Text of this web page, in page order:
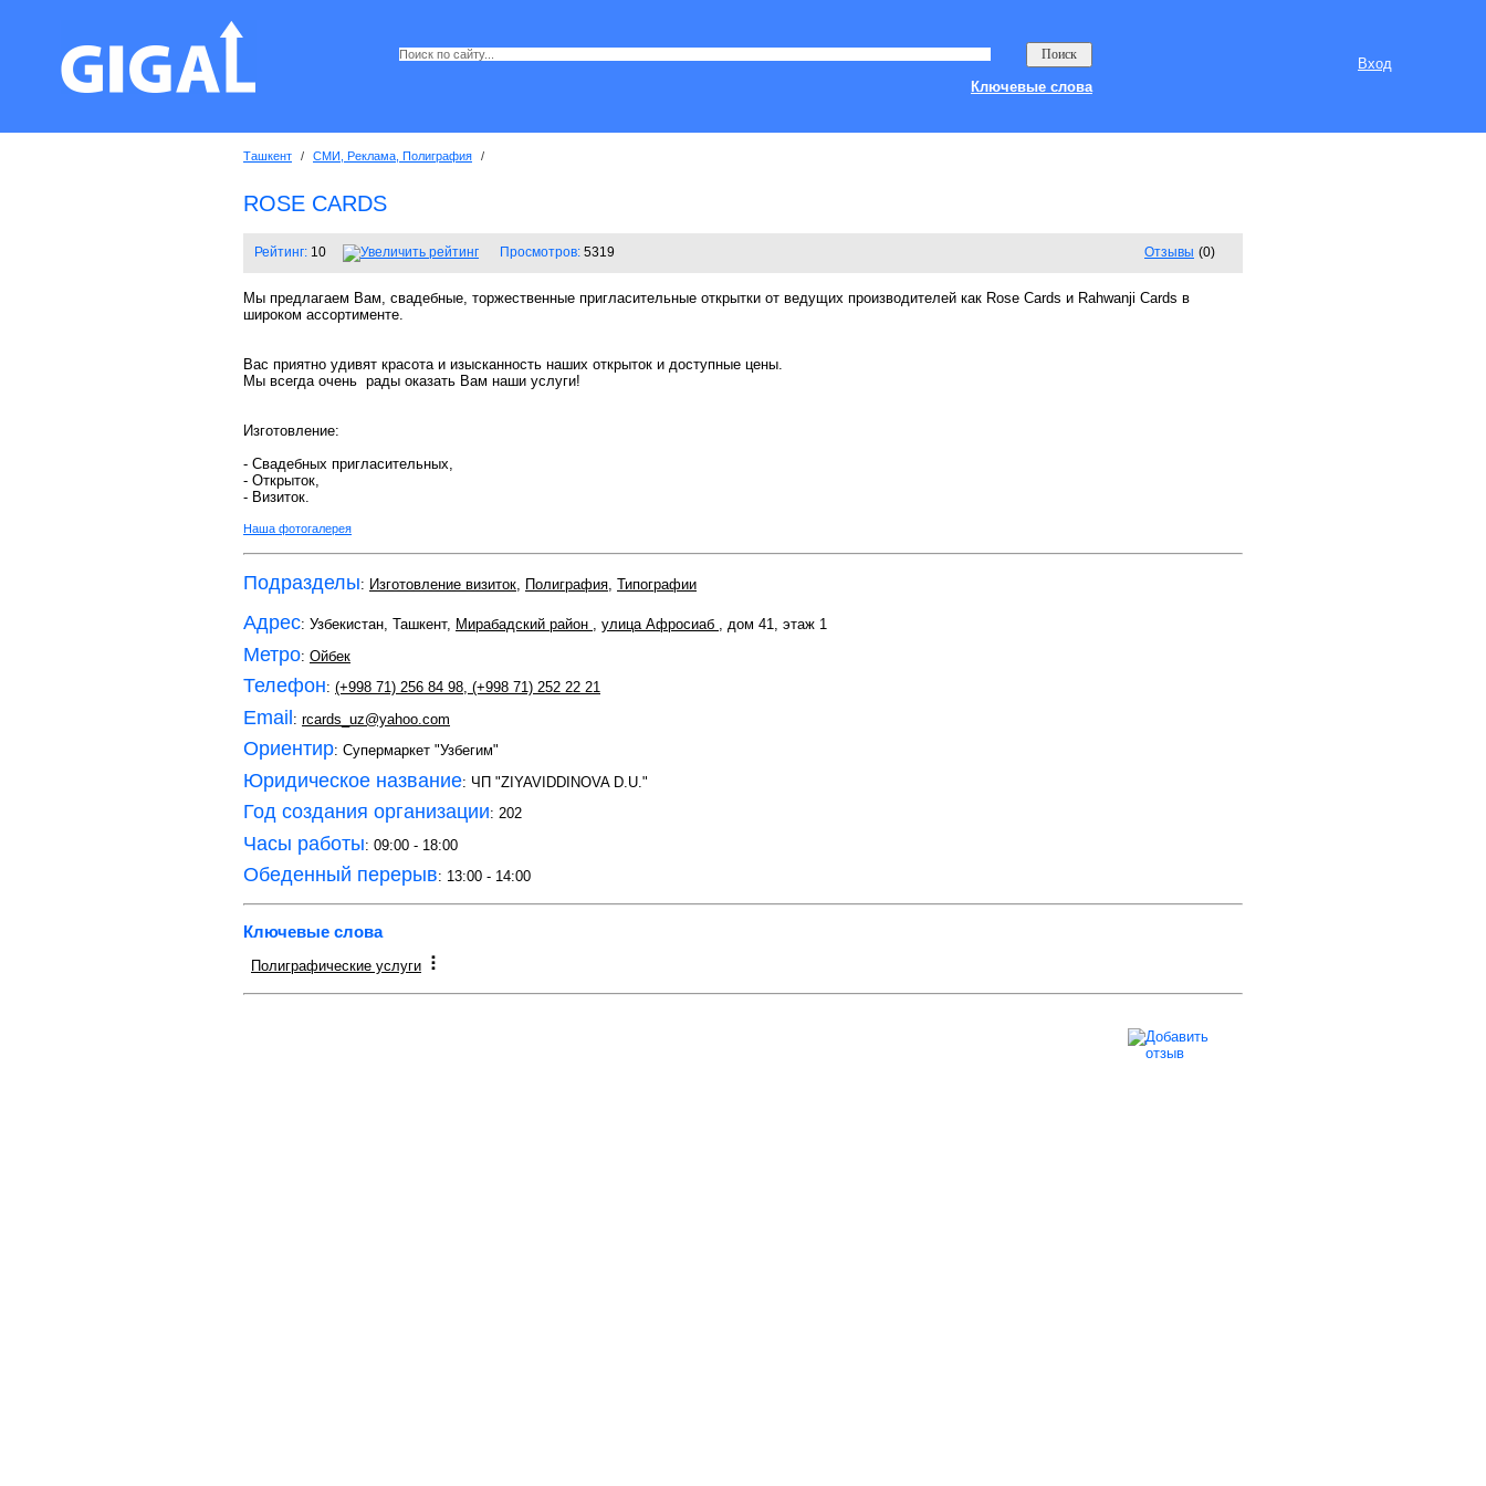
Вход
Ключевые слова
Ташкент / СМИ, Реклама, Полиграфия /
ROSE CARDS
Рейтинг: 10 Просмотров: 5319 Отзывы (0)
Мы предлагаем Вам, свадебные, торжественные пригласительные открытки от ведущих производителей как Rose Cards и Rahwanji Cards в
широком ассортименте.
Вас приятно удивят красота и изысканность наших открыток и доступные цены.
Мы всегда очень рады оказать Вам наши услуги!
Изготовление:
- Свадебных пригласительных,
- Открыток,
- Визиток.
Наша фотогалерея
Подразделы: Изготовление визиток, Полиграфия, Типографии
Адрес: Узбекистан, Ташкент, Мирабадский район , улица Афросиаб , дом 41, этаж 1
Метро: Ойбек
Телефон: (+998 71) 256 84 98, (+998 71) 252 22 21
Email: rcards_uz@yahoo.com
Ориентир: Супермаркет "Узбегим"
Юридическое название: ЧП "ZIYAVIDDINOVA D.U."
Год создания организации: 202
Часы работы: 09:00 - 18:00
Обеденный перерыв: 13:00 - 14:00
Ключевые слова
Полиграфические услуги